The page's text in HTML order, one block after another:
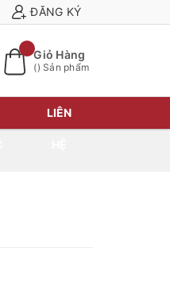
ĐĂNG KÝ
Giỏ Hàng
() Sản phẩm
LIÊN